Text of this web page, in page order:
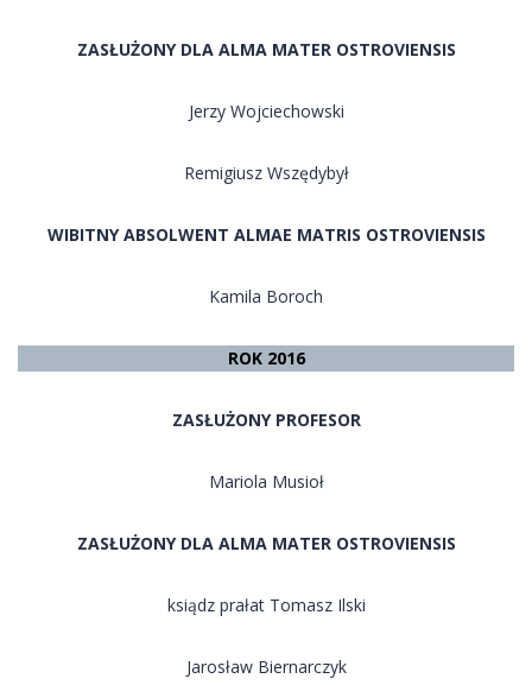
ZASŁUŻONY DLA ALMA MATER OSTROVIENSIS
Jerzy Wojciechowski
Remigiusz Wszędybył
WIBITNY ABSOLWENT ALMAE MATRIS OSTROVIENSIS
Kamila Boroch
ROK 2016
ZASŁUŻONY PROFESOR
Mariola Musioł
ZASŁUŻONY DLA ALMA MATER OSTROVIENSIS
ksiądz prałat Tomasz Ilski
Jarosław Biernarczyk